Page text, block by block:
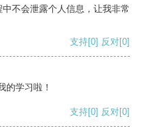
不会泄露个人信息，让我非常
支持[0] 反对[0]
的学习啦！
支持[0] 反对[0]